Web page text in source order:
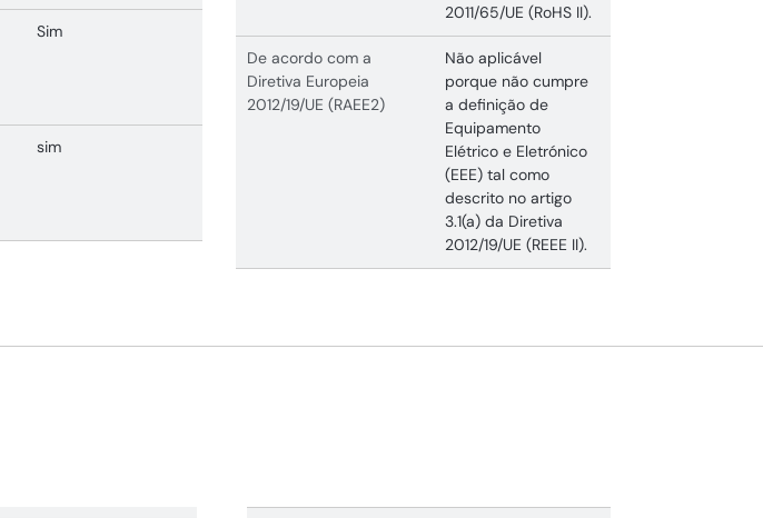
Sim
sim
2011/65/UE (RoHS II).
De acordo com a
Diretiva Europeia
2012/19/UE (RAEE2)
Não aplicável
porque não cumpre
a definição de
Equipamento
Elétrico e Eletrónico
(EEE) tal como
descrito no artigo
3.1(a) da Diretiva
2012/19/UE (REEE II).